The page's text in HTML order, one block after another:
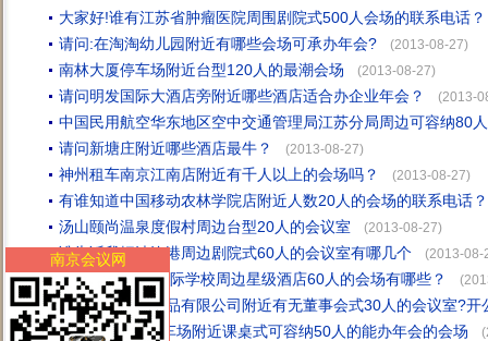
大家好!谁有江苏省肿瘤医院周围剧院式500人会场的联系电话？
请问:在淘淘幼儿园附近有哪些会场可承办年会?
(2013-08-27)
南林大厦停车场附近台型120人的最潮会场 (2013-08-27)
请问明发国际大酒店旁附近哪些酒店适合办企业年会？ (2013-
中国民用航空华东地区空中交通管理局江苏分局周边可容纳80
请问新塘庄附近哪些酒店最牛？
(2013-08-27)
神州租车南京江南店附近有千人以上的会场吗？ (2013-08-27)
有谁知道中国移动农林学院店附近人数20人的会场的联系电话？
汤山颐尚温泉度假村周边台型20人的会议室
(2013-08-27)
谁告诉我烟波渔港周边剧院式60人的会议室有哪几个 (2013-08-
请问:南京树人国际学校周边星级酒店60人的会场有哪些？
在句容市乡亲饮品有限公司附近有无董事会式30人的会议室?开
年发168酒店停车场附近课桌式可容纳50人的能办年会的会场
南京会议网